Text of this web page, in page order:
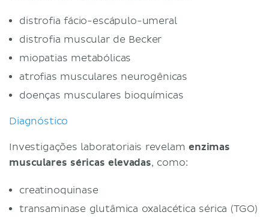
distrofia fácio-escápulo-umeral
distrofia muscular de Becker
miopatias metabólicas
atrofias musculares neurogênicas
doenças musculares bioquímicas
Diagnóstico
Investigações laboratoriais revelamenzimas
musculares séricas elevadas, como:
creatinoquinase
transaminase glutâmica oxalacética sérica (TGO)